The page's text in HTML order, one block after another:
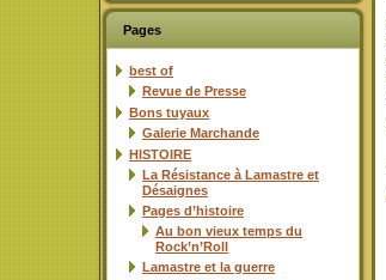
Pages
best of
Revue de Presse
Bons tuyaux
Galerie Marchande
HISTOIRE
La Résistance à Lamastre et
Désaignes
Pages d’histoire
Au bon vieux temps du
Rock’n’Roll
Lamastre et la guerre